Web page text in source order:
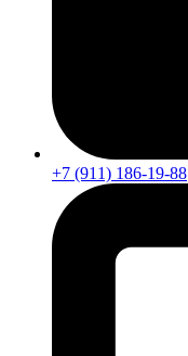
+7 (911) 186-19-88